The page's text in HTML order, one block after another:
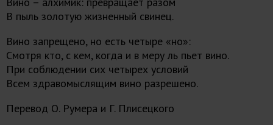
В пыль золотую жизненный свинец.
Вино запрещено, но есть четыре «но»:
Смотря кто, с кем, когда и в меру ль пьет вино.
При соблюдении сих четырех условий
Всем здравомыслящим вино разрешено.
Перевод О. Румера и Г. Плисецкого